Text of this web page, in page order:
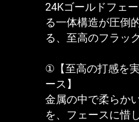
24Kゴールドフェ
る一体構造が圧倒
る、至高のフラ
①【至高の打感を
ース】
金属の中で柔らか
を、フェースに惜